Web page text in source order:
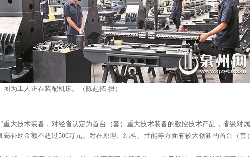
为工人正在装配机床。（陈起拓 摄）
大技术装备，对经省认定为首台（套）重大技术装备的数控技术产品，省级对
补助金额不超过500万元。对在原理、结构、性能等方面有较大创新的首台（